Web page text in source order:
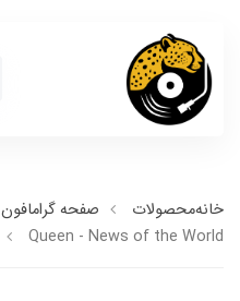
خانهمحصولات صفحه گرامافون
Queen - News of the World